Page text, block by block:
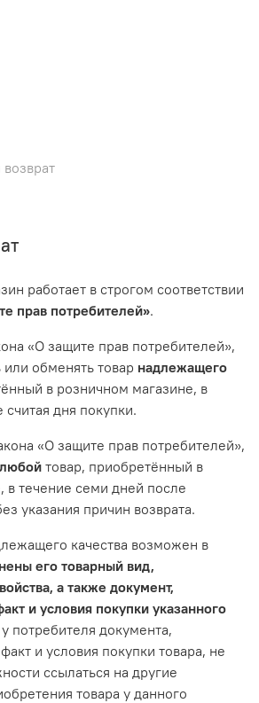
работает в строгом соответствии
прав потребителей».
«О защите прав потребителей»,
обменять товар надлежащего
в розничном магазине, в
дня покупки.
«О защите прав потребителей»,
любой товар, приобретённый в
в течение семи дней после
указания причин возврата.
качества возможен в
его товарный вид,
а также документ,
и условия покупки указанного
потребителя документа,
и условия покупки товара, не
ссылаться на другие
товара у данного